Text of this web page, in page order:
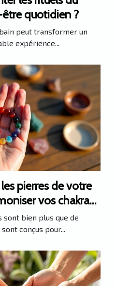
quotidien ?
peut transformer un
expérience...
pierres de votre
vos chakras
bien plus que de
conçus pour...